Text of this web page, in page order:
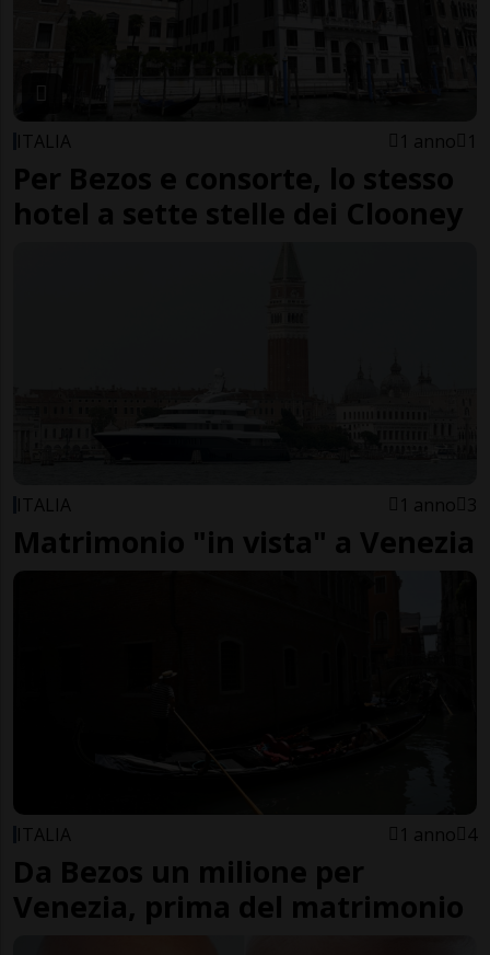
ITALIA 1 anno 1
Per Bezos e consorte, lo stesso
hotel a sette stelle dei Clooney
ITALIA 1 anno 3
Matrimonio "in vista" a Venezia
ITALIA 1 anno 4
Da Bezos un milione per
Venezia, prima del matrimonio